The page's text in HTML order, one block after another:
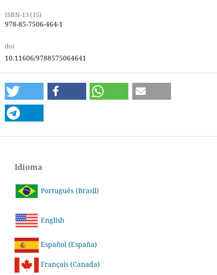
ISBN-13 (15)
978-85-7506-464-1
doi
10.11606/9788575064641
Idioma
Português (Brasil)
English
Español (España)
Français (Canada)